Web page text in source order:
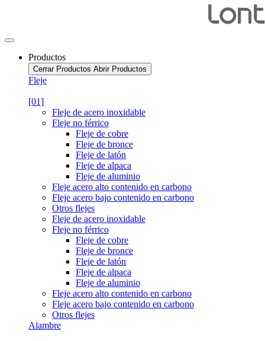
Productos
Cerrar Productos Abrir Productos
Fleje
[01]
Fleje de acero inoxidable
Fleje no férrico
Fleje de cobre
Fleje de bronce
Fleje de latón
Fleje de alpaca
Fleje de aluminio
Fleje acero alto contenido en carbono
Fleje acero bajo contenido en carbono
Otros flejes
Fleje de acero inoxidable
Fleje no férrico
Fleje de cobre
Fleje de bronce
Fleje de latón
Fleje de alpaca
Fleje de aluminio
Fleje acero alto contenido en carbono
Fleje acero bajo contenido en carbono
Otros flejes
Alambre